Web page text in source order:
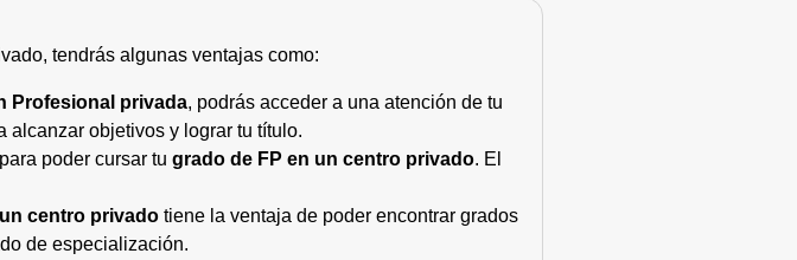
tendrás algunas ventajas como:
Profesional privada, podrás acceder a una atención de tu
alcanzar objetivos y lograr tu título.
poder cursar tu grado de FP en un centro privado. El
centro privado tiene la ventaja de poder encontrar grados
de especialización.